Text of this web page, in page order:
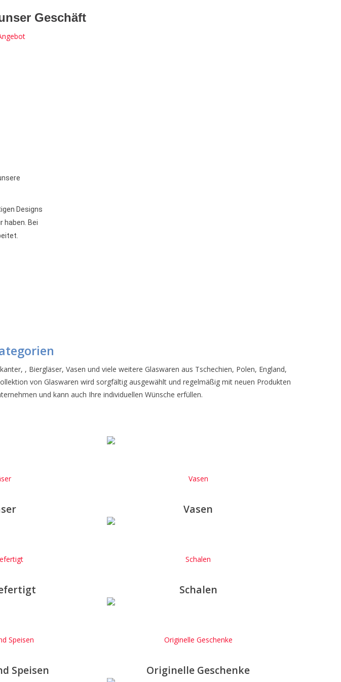
Geschäft
Designs
haben. Bei
, Biergläser, Vasen und viele weitere Glaswaren aus Tschechien, Polen, England,
von Glaswaren wird sorgfältig ausgewählt und regelmäßig mit neuen Produkten
und kann auch Ihre individuellen Wünsche erfüllen.
Vasen
Vasen
Schalen
Schalen
Speisen
Speisen
Originelle Geschenke
Originelle Geschenke